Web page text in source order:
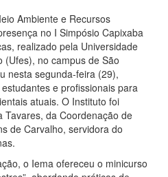
Ambiente e Recursos
no I Simpósio Capixaba
realizado pela Universidade
(Ufes), no campus de São
nesta segunda-feira (29),
e profissionais para
atuais. O Instituto foi
Tavares, da Coordenação de
de Carvalho, servidora do
o Iema ofereceu o minicurso